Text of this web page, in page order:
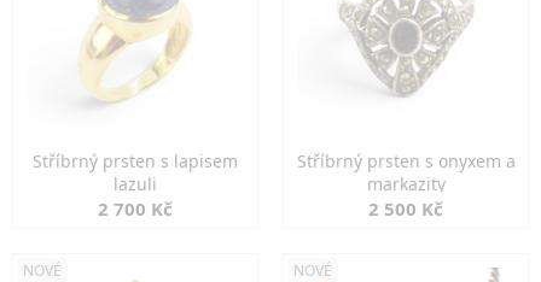
Stříbrný prsten s lapisem
lazuli
2 700 Kč
Stříbrný prsten s onyxem a
markazity
2 500 Kč
NOVÉ NOVÉ